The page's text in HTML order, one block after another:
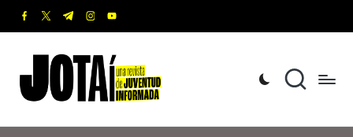
Saltar
contenido
facebook.com
twitter.com
t.me instagram.com
youtube.com
o
t
revista
de
Informada